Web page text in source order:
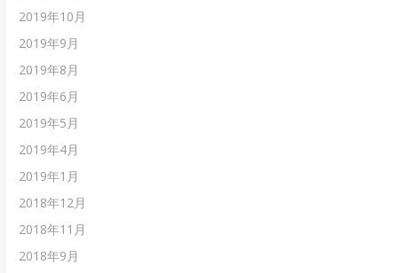
2019年10月
2019年9月
2019年8月
2019年6月
2019年5月
2019年4月
2019年1月
2018年12月
2018年11月
2018年9月